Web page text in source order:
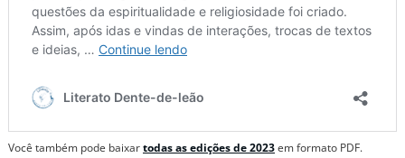
Você também pode baixartodas as edições de 2023em formato PDF.